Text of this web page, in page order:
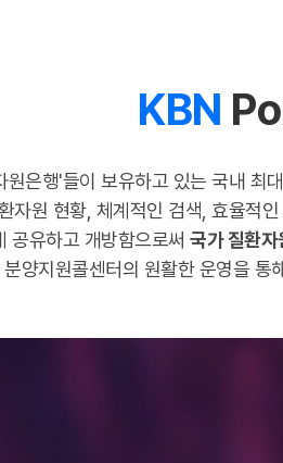
KBN
원은행'들이 보유하고 있는 국내 최
자원 현황, 체계적인 검색, 효율적
공유하고 개방함으로써 국가 질환자
양지원콜센터의 원활한 운영을 통